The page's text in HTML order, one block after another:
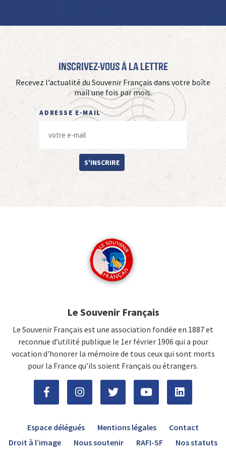
Inscrivez-vous à La Lettre
Recevez l’actualité du Souvenir Français dans votre boîte
mail une fois par mois.
ADRESSE E-MAIL
S'INSCRIRE
Le Souvenir Français
Le Souvenir Français est une association fondée en 1887 et
reconnue d’utilité publique le 1er février 1906 qui a pour
vocation d'honorer la mémoire de tous ceux qui sont morts
pour la France qu’ils soient Français ou étrangers.
Espace délégués Mentions légales
Contact
Droit à l’image
Nous soutenir RAFI-SF Nos statuts